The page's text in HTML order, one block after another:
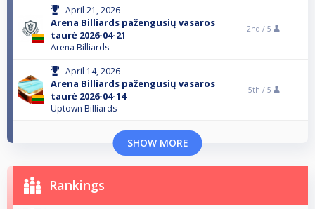
April 21, 2026
Arena Billiards pažengusių vasaros
taurė 2026-04-21
Arena Billiards
2nd / 5
April 14, 2026
Arena Billiards pažengusių vasaros
taurė 2026-04-14
Uptown Billiards
5th / 5
SHOW MORE
Rankings